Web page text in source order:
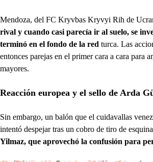
Mendoza, del FC Kryvbas Kryvyi Rih de
rival y cuando casi parecía ir al suelo, se
terminó en el fondo de la red turca. Las
entonces parejas en el primer cara a cara para
mayores.
Reacción europea y el sello de Arda
Sin embargo, un balón que el cuidavallas
intentó despejar tras un cobro de tiro de
Yilmaz, que aprovechó la confusión para